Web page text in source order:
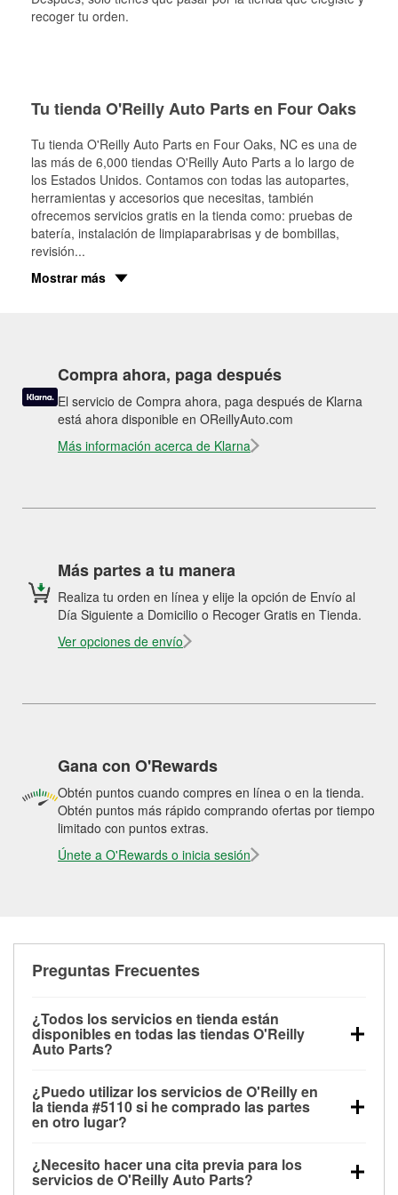
recoger tu orden.
Tu tienda O'Reilly Auto Parts en Four Oaks
Tu tienda O'Reilly Auto Parts en Four Oaks, NC es una de
las más de 6,000 tiendas O'Reilly Auto Parts a lo largo de
los Estados Unidos. Contamos con todas las autopartes,
herramientas y accesorios que necesitas, también
ofrecemos servicios gratis en la tienda como: pruebas de
batería, instalación de limpiaparabrisas y de bombillas,
revisión...
Mostrar más
Compra ahora, paga después
El servicio de Compra ahora, paga después de Klarna
está ahora disponible en OReillyAuto.com
Más información acerca de Klarna
Más partes a tu manera
Realiza tu orden en línea y elije la opción de Envío al
Día Siguiente a Domicilio o Recoger Gratis en Tienda.
Ver opciones de envío
Gana con O'Rewards
Obtén puntos cuando compres en línea o en la tienda.
Obtén puntos más rápido comprando ofertas por tiempo
limitado con puntos extras.
Únete a O'Rewards o inicia sesión
Preguntas Frecuentes
¿Todos los servicios en tienda están
disponibles en todas las tiendas O'Reilly
Auto Parts?
las pruebas de batería, pruebas de alternador y
motor de arranque, revisión de la luz “Check Engine”
con O'Reilly VeriScan® e instalación de
limpiaparabrisas o bombillas, están disponibles en
todas las tiendas O'Reilly Auto Parts. La tienda
¿Puedo utilizar los servicios de O'Reilly en
la tienda #5110 si he comprado las partes
en otro lugar?
de O'Reilly Auto Parts que estén disponibles en la
¿Necesito hacer una cita previa para los
servicios de O'Reilly Auto Parts?